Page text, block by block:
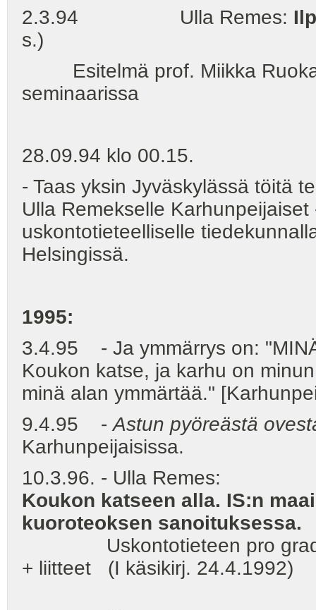
2.3.94 Ulla Remes:
s.)
Esitelmä prof. Miikka
seminaarissa
28.09.94 klo 00.15.
- Taas yksin Jyväskylässä töitä
Ulla Remekselle
uskontotieteelliselle
Helsingissä.
1995:
3.4.95 - Ja ymmärrys on:
Koukon katse, ja karhu on
minä alan ymmärtää."
9.4.95 -Astun pyöreästä
Karhunpeijaisissa.
10.3.96. - Ulla Remes:
Koukon katseen alla. IS:n
kuoroteoksen sanoituksessa.
Uskontotieteen pro
+ liitteet (I käsikirj. 24.4.1992)